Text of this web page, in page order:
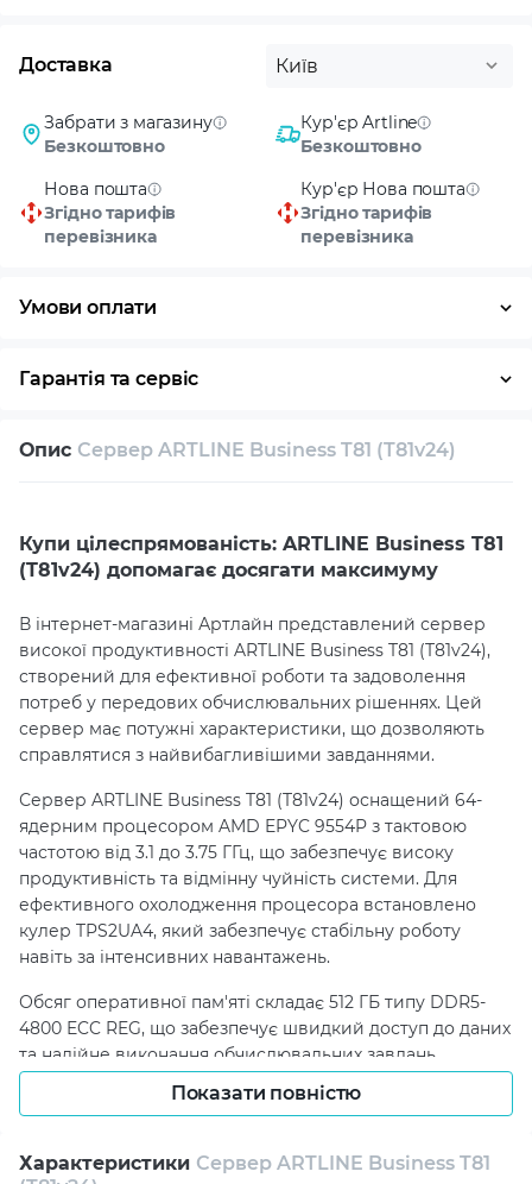
Доставка Київ
Забрати з магазину
Безкоштовно
Кур'єр Artline
Безкоштовно
Нова пошта
Згідно тарифів
перевізника
Кур'єр Нова пошта
Згідно тарифів
перевізника
Умови оплати
Гарантія та сервіс
Власний сервісний центр Технічна підтримка
Опис Сервер ARTLINE Business T81 (T81v24)
Купи цілеспрямованість: ARTLINE Business T81
(T81v24) допомагає досягати максимуму
В інтернет-магазині Артлайн представлений сервер
високої продуктивності ARTLINE Business T81 (T81v24),
створений для ефективної роботи та задоволення
потреб у передових обчислювальних рішеннях. Цей
сервер має потужні характеристики, що дозволяють
справлятися з найвибагливішими завданнями.
Сервер ARTLINE Business T81 (T81v24) оснащений 64-
ядерним процесором AMD EPYC 9554P з тактовою
частотою від 3.1 до 3.75 ГГц, що забезпечує високу
продуктивність та відмінну чуйність системи. Для
ефективного охолодження процесора встановлено
кулер TPS2UA4, який забезпечує стабільну роботу
навіть за інтенсивних навантажень.
Обсяг оперативної пам'яті складає 512 ГБ типу DDR5-
4800 ECC REG, що забезпечує швидкий доступ до даних
та надійне виконання обчислювальних завдань.
Додатково до сервера постачаються накопичувачі: 2 x
1.92 ТБ SSD та 2 x 1 ТБ SSD, що забезпечує достатній
них.
Показати повністю
Характеристики Сервер ARTLINE Business T81